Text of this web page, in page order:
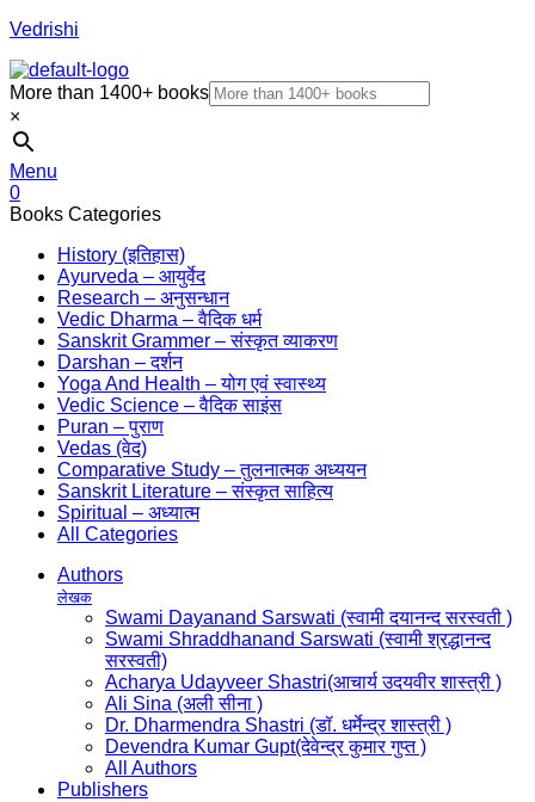
Vedrishi
More than 1400+ books
×
Menu
0
Books Categories
History (इतिहास)
Ayurveda – आयुर्वेद
Research – अनुसन्धान
Vedic Dharma – वैदिक धर्म
Sanskrit Grammer – संस्कृत व्याकरण
Darshan – दर्शन
Yoga And Health – योग एवं स्वास्थ्य
Vedic Science – वैदिक साइंस
Puran – पुराण
Vedas (वेद)
Comparative Study – तुलनात्मक अध्ययन
Sanskrit Literature – संस्कृत साहित्य
Spiritual – अध्यात्म
All Categories
Authors
लेखक
Swami Dayanand Sarswati (स्वामी दयानन्द सरस्वती )
Swami Shraddhanand Sarswati (स्वामी श्रद्धानन्द
सरस्वती)
Acharya Udayveer Shastri(आचार्य उदयवीर शास्त्री )
Ali Sina (अली सीना )
Dr. Dharmendra Shastri (डॉ. धर्मेन्द्र शास्त्री )
Devendra Kumar Gupt(देवेन्द्र कुमार गुप्त )
All Authors
Publishers